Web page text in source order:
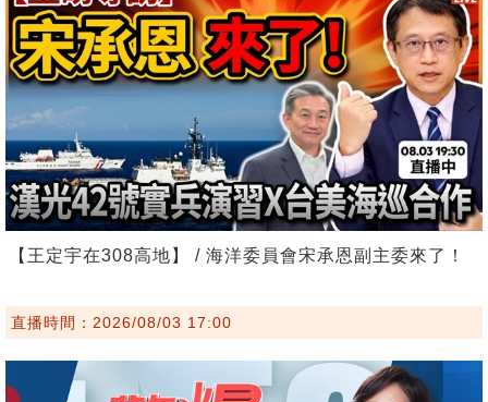
【王定宇在308高地】 / 海洋委員會宋承恩副主委來了！
直播時間：2026/08/03 17:00